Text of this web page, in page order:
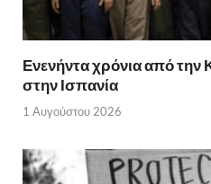
Ενενήντα χρόνια από
στην Ισπανία
1 Αυγούστου 2026